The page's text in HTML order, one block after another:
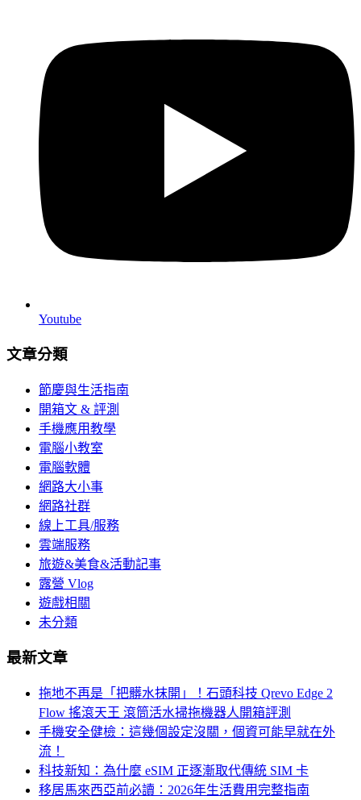
Youtube
文章分類
節慶與生活指南
開箱文 & 評測
手機應用教學
電腦小教室
電腦軟體
網路大小事
網路社群
線上工具/服務
雲端服務
旅遊&美食&活動記事
露營 Vlog
遊戲相關
未分類
最新文章
拖地不再是「把髒水抹開」！石頭科技 Qrevo Edge 2
Flow 搖滾天王 滾筒活水掃拖機器人開箱評測
手機安全健檢：這幾個設定沒關，個資可能早就在外
流！
科技新知：為什麼 eSIM 正逐漸取代傳統 SIM 卡
移居馬來西亞前必讀：2026年生活費用完整指南